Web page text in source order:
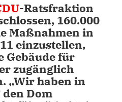
-Ratsfraktion
160.000
Maßnahmen in
einzustellen,
Gebäude für
zugänglich
„Wir haben in
Dom